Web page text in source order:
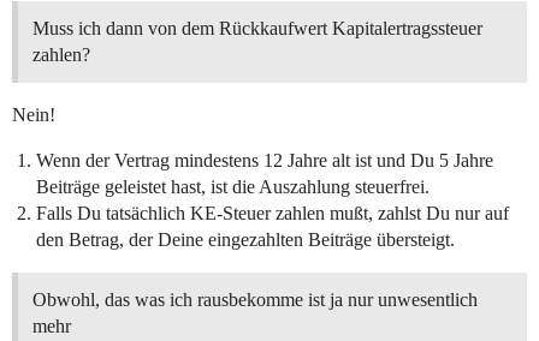
Muss ich dann von dem Rückkaufwert Kapitalertragssteuer
zahlen?
Nein!
Wenn der Vertrag mindestens 12 Jahre alt ist und Du 5 Jahre
Beiträge geleistet hast, ist die Auszahlung steuerfrei.
Falls Du tatsächlich KE-Steuer zahlen mußt, zahlst Du nur auf
den Betrag, der Deine eingezahlten Beiträge übersteigt.
Obwohl, das was ich rausbekomme ist ja nur unwesentlich
mehr